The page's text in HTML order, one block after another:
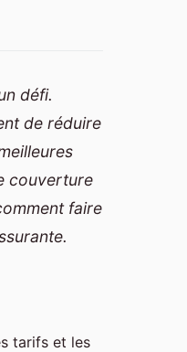
défi.
de réduire
couverture
faire
tarifs et les